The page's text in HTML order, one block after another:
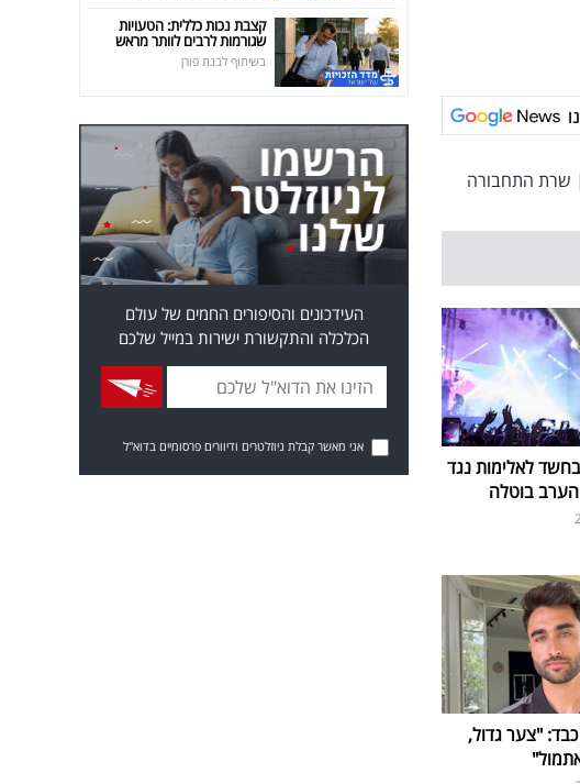
| שרת התחבורה
לאלימות נגד
בוטלה
"צער גדול,
קצבת נכות כללית: הטעויות
שגורמות לרבים לוותר מראש
בשיתוף לבנת פורן
העידכונים והסיפורים החמים של עולם
הכלכלה והתקשורת ישירות במייל שלכם
אני מאשר קבלת ניוזלטרים ודיוורים פרסומיים בדוא"ל